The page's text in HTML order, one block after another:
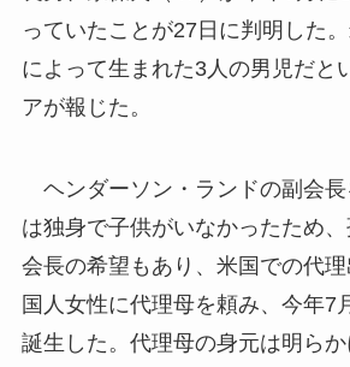
っていたことが27日に判明した
によって生まれた3人の男児だと
アが報じた。
ヘンダーソン・ランドの副会長
は独身で子供がいなかったため
会長の希望もあり、米国での代
国人女性に代理母を頼み、今年7
誕生した。代理母の身元は明ら